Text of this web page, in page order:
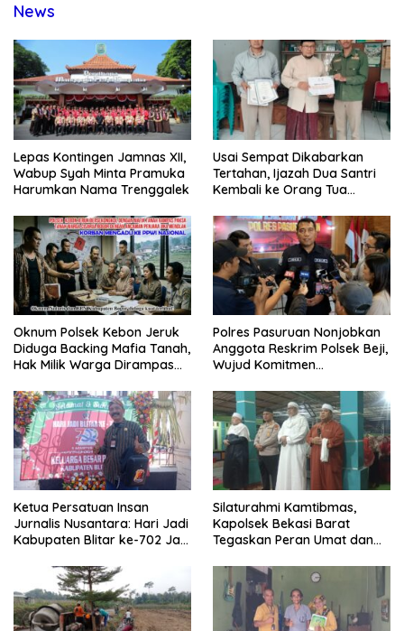
News
Lepas Kontingen Jamnas XII,
Wabup Syah Minta Pramuka
Harumkan Nama Trenggalek
Usai Sempat Dikabarkan
Tertahan, Ijazah Dua Santri
Kembali ke Orang Tua
Oknum Polsek Kebon Jeruk
Diduga Backing Mafia Tanah,
Hak Milik Warga Dirampas
Polres Pasuruan Nonjobkan
Anggota Reskrim Polsek Beji,
Wujud Komitmen
Dugaan Penganiayaan
Ketua Persatuan Insan
Jurnalis Nusantara: Hari Jadi
Kabupaten Blitar ke-702 Jadi
Pembangunan
Silaturahmi Kamtibmas,
Kapolsek Bekasi Barat
Tegaskan Peran Umat dan
Kondusivitas Wilayah